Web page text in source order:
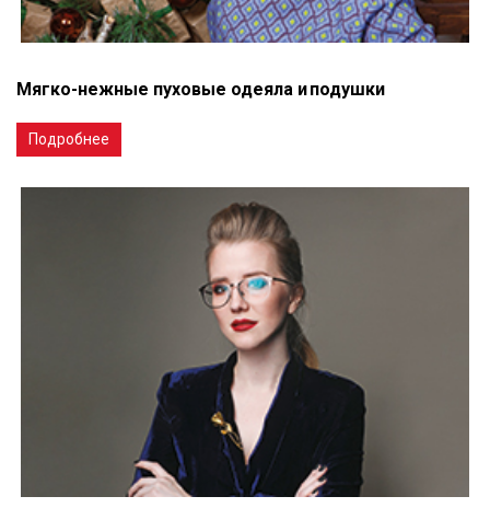
Мягко-нежные пуховые одеяла и подушки
Подробнее